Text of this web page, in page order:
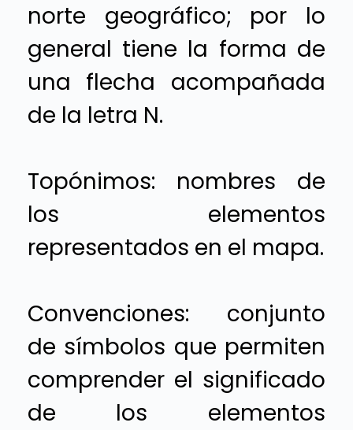
norte geográfico; por lo
general tiene la forma de
una flecha acompañada
de la letra N.
Topónimos: nombres de
los elementos
representados en el mapa.
Convenciones: conjunto
de símbolos que permiten
comprender el significado
de los elementos